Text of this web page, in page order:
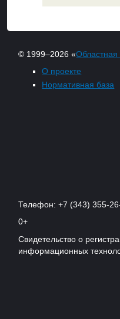
© 1999–2026 «Областная
О проекте
Нормативная база
Телефон: +7 (343) 355-
0+
Свидетельство о
информационных